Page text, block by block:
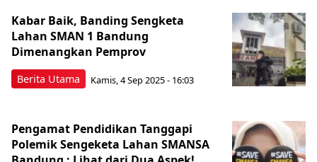
Berita Utama
Kabar Baik, Banding Sengketa
Lahan SMAN 1 Bandung
Dimenangkan Pemprov
Kamis, 4 Sep 2025 - 16:03
Pengamat Pendidikan Tanggapi
Polemik Sengeketa Lahan SMANSA